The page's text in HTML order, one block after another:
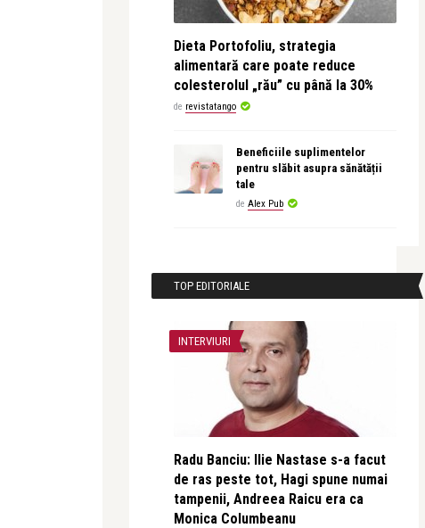
Dieta Portofoliu, strategia
alimentară care poate reduce
colesterolul „rău” cu până la 30%
de revistatango
Beneficiile suplimentelor
pentru slăbit asupra sănătății
tale
de Alex Pub
TOP EDITORIALE
INTERVIURI
Radu Banciu: Ilie Nastase s-a facut
de ras peste tot, Hagi spune numai
tampenii, Andreea Raicu era ca
Monica Columbeanu